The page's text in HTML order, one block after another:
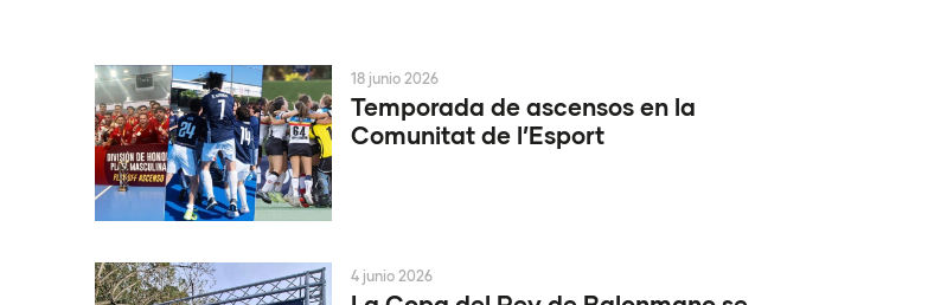
Temporada de ascensos en la
Comunitat de l’Esport
18 junio 2026
4 junio 2026